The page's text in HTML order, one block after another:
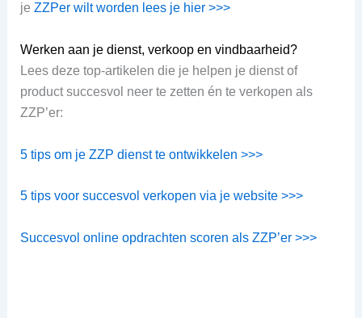
je ZZPer wilt worden lees je hier >>>
Werken aan je dienst, verkoop en vindbaarheid?
Lees deze top-artikelen die je helpen je dienst of
product succesvol neer te zetten én te verkopen als
ZZP’er:
5 tips om je ZZP dienst te ontwikkelen >>>
5 tips voor succesvol verkopen via je website >>>
Succesvol online opdrachten scoren als ZZP’er >>>